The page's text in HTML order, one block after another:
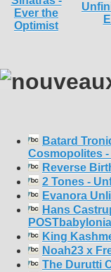
Batard
Cosmopolites -
Reverse
2 Tones -
Evanora
Hans
King
Noah23 x
The Durutti